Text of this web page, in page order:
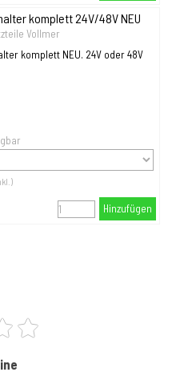
komplett 24V/48V NEU
Vollmer
komplett NEU. 24V oder 48V
Hinzufügen